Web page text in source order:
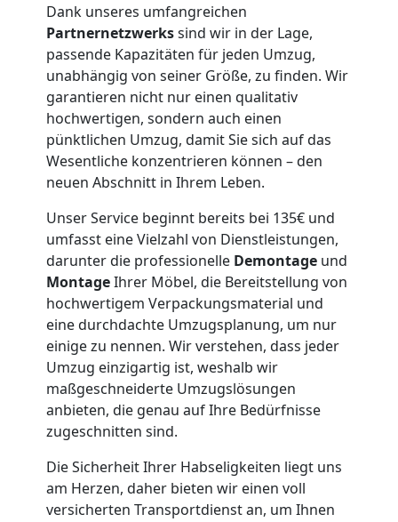
Dank unseres umfangreichen
Partnernetzwerkssind wir in der Lage,
passende Kapazitäten für jeden Umzug,
unabhängig von seiner Größe, zu finden. Wir
garantieren nicht nur einen qualitativ
hochwertigen, sondern auch einen
pünktlichen Umzug, damit Sie sich auf das
Wesentliche konzentrieren können – den
neuen Abschnitt in Ihrem Leben.
Unser Service beginnt bereits bei 135€ und
umfasst eine Vielzahl von Dienstleistungen,
darunter die professionelle Demontage und
MontageIhrer Möbel, die Bereitstellung von
hochwertigem Verpackungsmaterial und
eine durchdachte Umzugsplanung, um nur
einige zu nennen. Wir verstehen, dass jeder
Umzug einzigartig ist, weshalb wir
maßgeschneiderte Umzugslösungen
anbieten, die genau auf Ihre Bedürfnisse
zugeschnitten sind.
Die Sicherheit Ihrer Habseligkeiten liegt uns
am Herzen, daher bieten wir einen voll
versicherten Transportdienst an, um Ihnen
Umzugshelfer
Leonding
Möbeltaxi
Leonding
Kleintransport
Leonding
Möbelmontage
Leonding
Möbeltransport